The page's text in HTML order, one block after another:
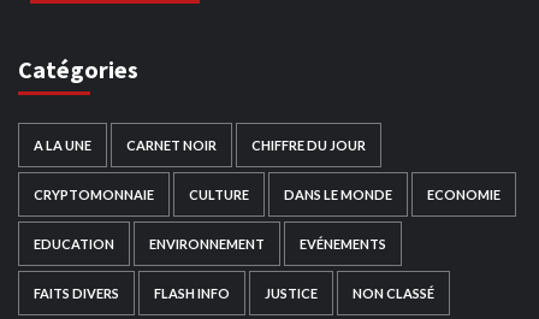
Catégories
A LA UNE CARNET NOIR CHIFFRE DU JOUR
CRYPTOMONNAIE CULTURE DANS LE MONDE ECONOMIE
EDUCATION ENVIRONNEMENT EVÉNEMENTS
FAITS DIVERS FLASH INFO JUSTICE NON CLASSÉ